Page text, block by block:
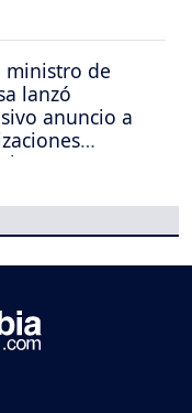
ministro de
lanzó
anuncio a